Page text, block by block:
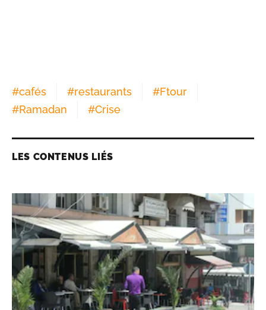
#cafés #restaurants #Ftour
#Ramadan #Crise
LES CONTENUS LIÉS